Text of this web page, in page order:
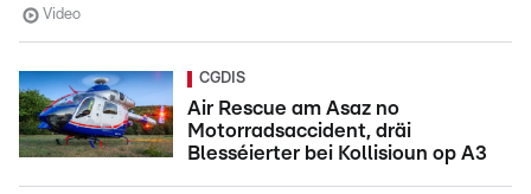
Video
CGDIS
Air Rescue am Asaz no
Motorradsaccident, dräi
Blesséierter bei Kollisioun op A3